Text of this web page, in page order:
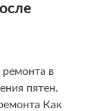
ремонта в
пятен.
Как